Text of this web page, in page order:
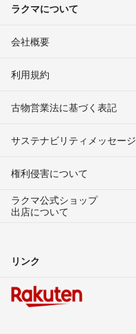
ラクマについて
会社概要
利用規約
古物営業法に基づく表記
サステナビリティメッセージ
権利侵害について
ラクマ公式ショップ
出店について
リンク